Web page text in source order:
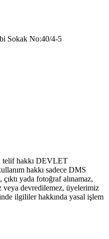
Sokak No:40/4-5
telif hakkı DEVLET
hakkı sadece DMS
yada fotoğraf alınamaz,
veya devredilemez, üyelerimiz
ilgililer hakkında yasal işlem